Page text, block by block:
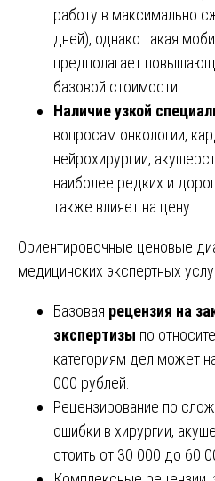
работу в максимально
дней), однако такая
предполагает
базовой стоимости.
Наличие узкой
вопросам онкологии,
нейрохирургии,
наиболее редких и
также влияет на цену.
Ориентировочные ценовые
медицинских экспертных
Базовая рецензия на
экспертизы по
категориям дел может
000 рублей.
Рецензирование по
ошибки в хирургии,
стоить от 30 000 до 60